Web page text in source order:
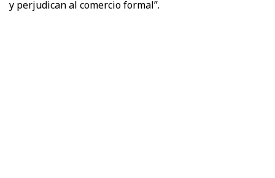
y perjudican al comercio formal”.